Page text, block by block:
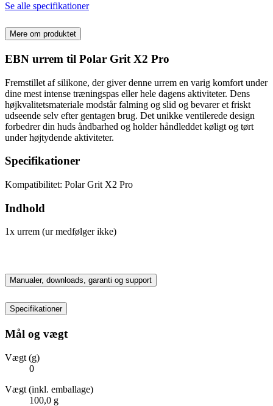
Se alle specifikationer
Mere om produktet
EBN urrem til Polar Grit X2 Pro
Fremstillet af silikone, der giver denne urrem en varig komfort under
dine mest intense træningspas eller hele dagens aktiviteter. Dens
højkvalitetsmateriale modstår falming og slid og bevarer et friskt
udseende selv efter gentagen brug. Det unikke ventilerede design
forbedrer din huds åndbarhed og holder håndleddet køligt og tørt
under højtydende aktiviteter.
Specifikationer
Kompatibilitet: Polar Grit X2 Pro
Indhold
1x urrem (ur medfølger ikke)
Manualer, downloads, garanti og support
Specifikationer
Mål og vægt
Vægt (g)
0
Vægt (inkl. emballage)
100,0 g